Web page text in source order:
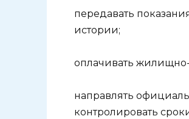
передавать
истории;
оплачивать
направлять
контролировать